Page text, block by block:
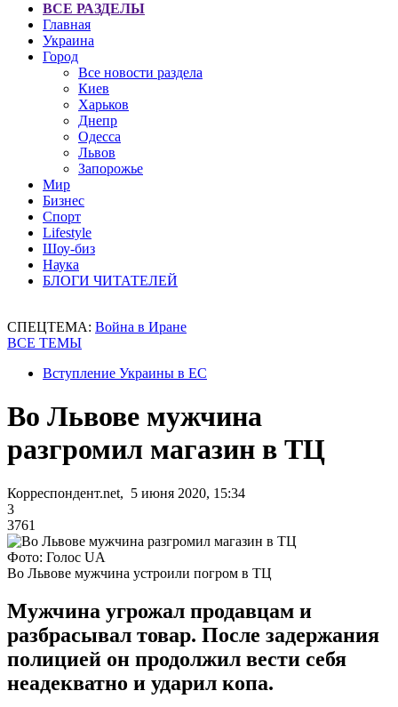
ВСЕ РАЗДЕЛЫ
Главная
Украина
Город
Все новости раздела
Киев
Харьков
Днепр
Одесса
Львов
Запорожье
Мир
Бизнес
Спорт
Lifestyle
Шоу-биз
Наука
БЛОГИ ЧИТАТЕЛЕЙ
СПЕЦТЕМА: Война в Иране
ВСЕ ТЕМЫ
Вступление Украины в ЕС
Во Львове мужчина
разгромил магазин в ТЦ
Корреспондент.net, 5 июня 2020, 15:34
3
3761
Фото: Голос UA
Во Львове мужчина устроили погром в ТЦ
Мужчина угрожал продавцам и
разбрасывал товар. После задержания
полицией он продолжил вести себя
неадекватно и ударил копа.